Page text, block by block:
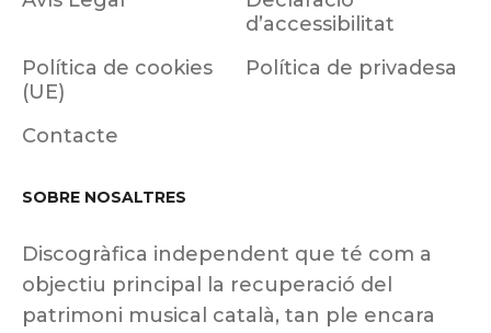
d’accessibilitat
Política de cookies
(UE)
Política de privadesa
Contacte
SOBRE NOSALTRES
Discogràfica independent que té com a
objectiu principal la recuperació del
patrimoni musical català, tan ple encara